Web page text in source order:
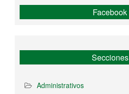
Facebook
Secciones
Administrativos